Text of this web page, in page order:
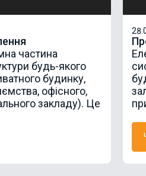
частина
будь-якого
будинку,
офісного,
закладу). Це